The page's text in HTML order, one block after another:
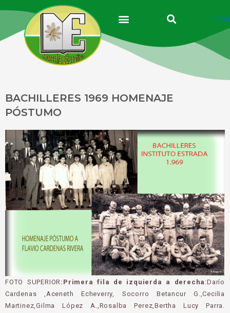
contenido
EN ES
BACHILLERES 1969 HOMENAJE
PÓSTUMO
FOTO SUPERIOR:Primera fila de izquierda a derecha :Darío
Cardenas ,Aceneth Echeverry, Socorro Betancur G.,Cecilia
Martinez,Gilma López A.,Rosalba Perez,Bertha Lucy Parra.